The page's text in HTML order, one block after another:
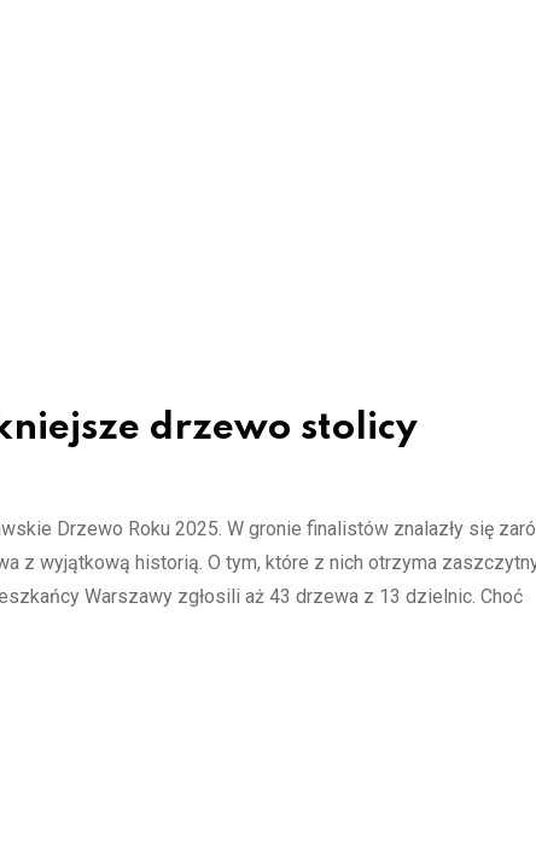
drzewo stolicy
Drzewo Roku 2025. W gronie finalistów znalazły się
z wyjątkową historią. O tym, które z nich otrzyma
Warszawy zgłosili aż 43 drzewa z 13 dzielnic. Choć